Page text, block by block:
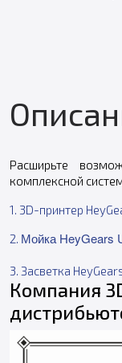
Расширьте
комплексной
1. 3D-принтер
2. Мойка HeyGears
3. Засветка
Компания